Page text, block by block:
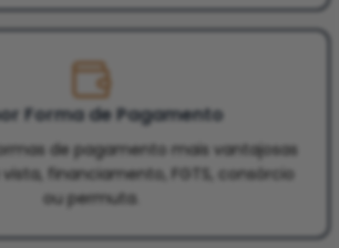
Forma de Pagamento
de pagamento mais vantajosas
financiamento, FGTS, consórcio
ou permuta.